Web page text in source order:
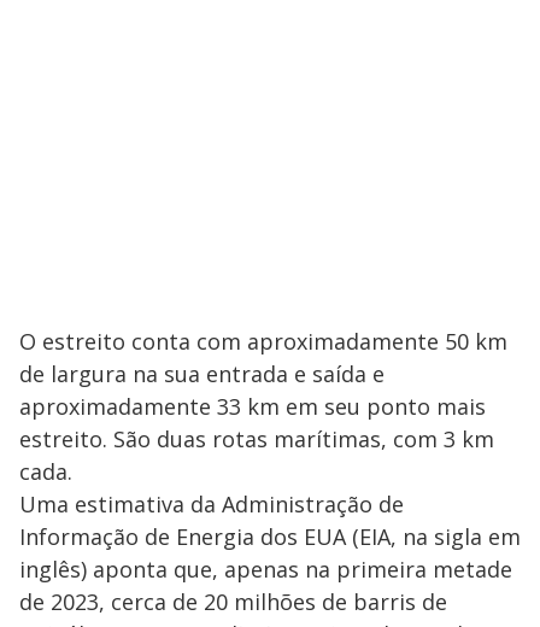
O estreito conta com aproximadamente 50 km
de largura na sua entrada e saída e
aproximadamente 33 km em seu ponto mais
estreito. São duas rotas marítimas, com 3 km
cada.
Uma estimativa da Administração de
Informação de Energia dos EUA (EIA, na sigla em
inglês) aponta que, apenas na primeira metade
de 2023, cerca de 20 milhões de barris de